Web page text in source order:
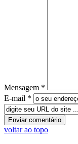
Mensagem *
E-mail *
voltar ao topo